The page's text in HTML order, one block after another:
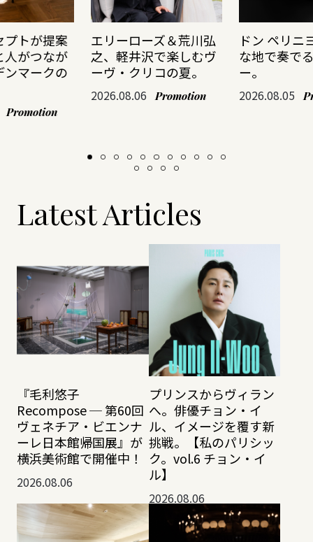
プトが提案
人がつなが
ンマークの
Promotion
エリーローズ＆荒川弘
之、軽井沢で楽しむヴ
ーヴ・クリコの夏。
2026.08.06 Promotion
ドン ペリニ
な地で奏で
ー。
2026.08.05
Latest Articles
『毛利悠子
Recompose ─ 第60回
ヴェネチア・ビエンナ
ーレ日本館帰国展』が
横浜美術館で開催中！
2026.08.06
プリンスからヴィラン
へ。俳優チョン・イ
ル、イメージを覆す新
挑戦。【私のパリシッ
ク。vol.6 チョン・イ
ル】
2026.08.06